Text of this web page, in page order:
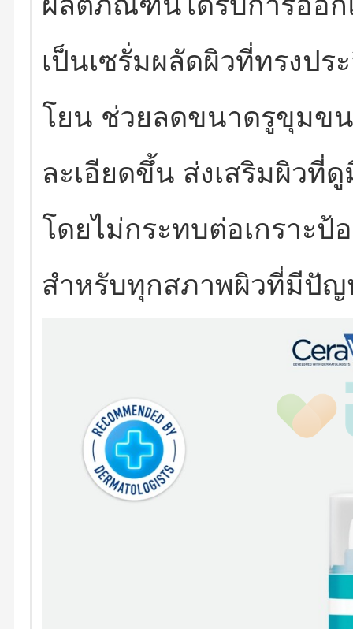
เป็นเซรั่มผลัดผิวที่ทรงป
โยน ช่วยลดขนาดรูขุมข
ละเอียดขึ้น ส่งเสริมผิวที่
โดยไม่กระทบต่อเกราะป้
สำหรับทุกสภาพผิวที่มีปัญ